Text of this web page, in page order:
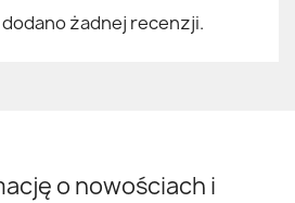
dodano żadnej recenzji.
o nowościach i